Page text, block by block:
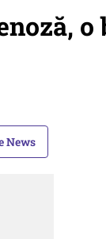
o
News